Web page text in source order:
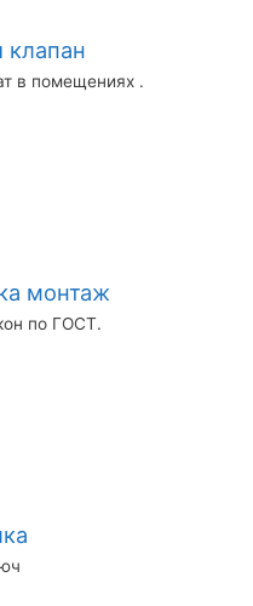
в помещениях .
монтаж
по ГОСТ.